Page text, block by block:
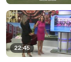
22:45